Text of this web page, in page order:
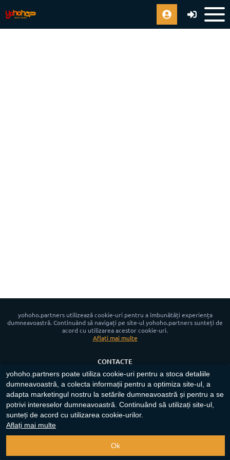
yohoho.partners utilizează cookie-uri pentru a îmbunătăți experiența
dumneavoastră. Continuând să navigați pe site-ul yohoho.partners sunteți de
acord cu utilizarea acestor cookie-uri.
Aflați mai multe
CONTACTE
ȘTIRI
POLITICA DE CONFIDENȚIALITATE
POLITICA COOKIE
App for Android™
yohoho.partners
yohoho.partners poate utiliza cookie-uri pentru a stoca detaliile
dumneavoastră, a colecta informații pentru a optimiza site-ul, a
adapta marketingul nostru la setările dumneavoastră și pentru a se
potrivi intereselor dumneavoastră. Continuând să utilizați site-ul,
sunteți de acord cu utilizarea cookie-urilor.
Aflați mai multe
Ok